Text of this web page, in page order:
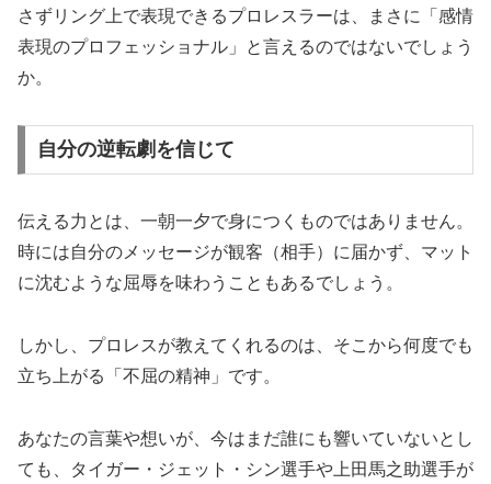
さずリング上で表現できるプロレスラーは、まさに「感情
表現のプロフェッショナル」と言えるのではないでしょう
か。
自分の逆転劇を信じて
伝える力とは、一朝一夕で身につくものではありません。
時には自分のメッセージが観客（相手）に届かず、マット
に沈むような屈辱を味わうこともあるでしょう。
しかし、プロレスが教えてくれるのは、そこから何度でも
立ち上がる「不屈の精神」です。
あなたの言葉や想いが、今はまだ誰にも響いていないとし
ても、タイガー・ジェット・シン選手や上田馬之助選手が